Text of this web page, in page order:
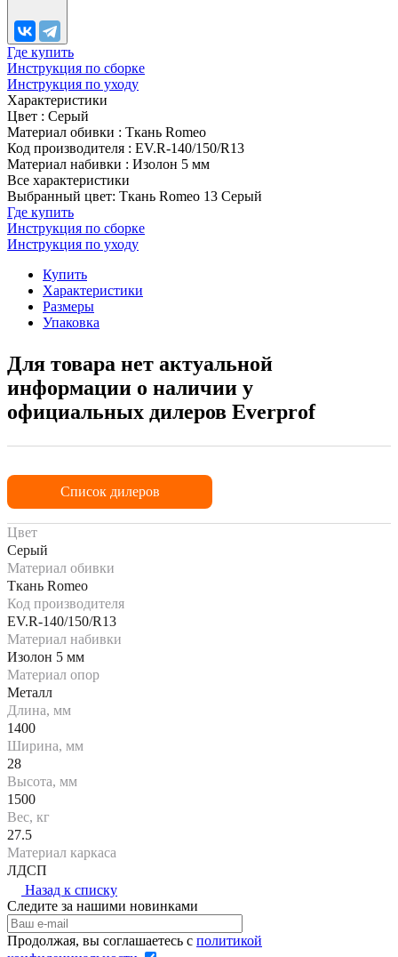
Где купить
Инструкция по сборке
Инструкция по уходу
Характеристики
Цвет : Серый
Материал обивки : Ткань Romeo
Код производителя : EV.R-140/150/R13
Материал набивки : Изолон 5 мм
Все характеристики
Выбранный цвет: Ткань Romeo 13 Серый
Где купить
Инструкция по сборке
Инструкция по уходу
Купить
Характеристики
Размеры
Упаковка
Для товара нет актуальной
информации о наличии у
официальных дилеров Everprof
Список дилеров
Цвет
Серый
Материал обивки
Ткань Romeo
Код производителя
EV.R-140/150/R13
Материал набивки
Изолон 5 мм
Материал опор
Металл
Длина, мм
1400
Ширина, мм
28
Высота, мм
1500
Вес, кг
27.5
Материал каркаса
ЛДСП
Назад к списку
Следите за нашими новинками
Продолжая, вы соглашаетесь с политикой